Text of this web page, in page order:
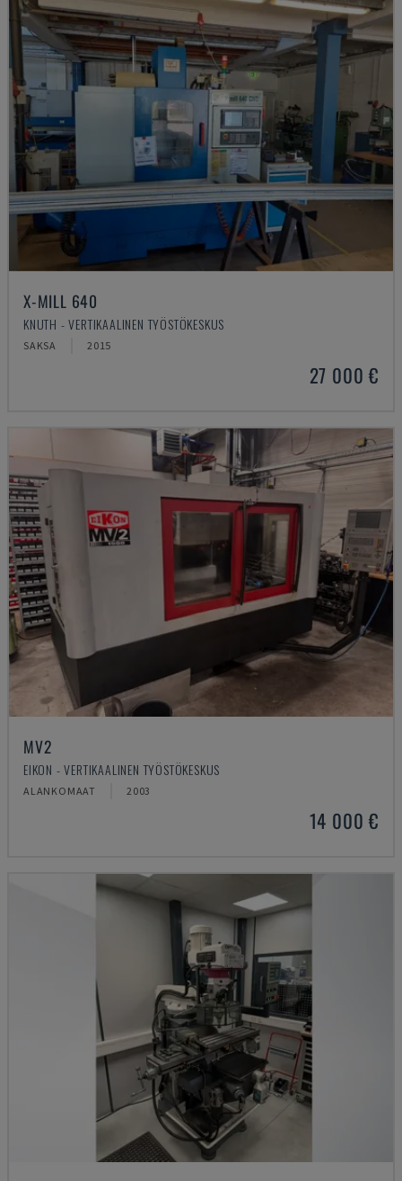
X-MILL 640
KNUTH - VERTIKAALINEN TYÖSTÖKESKUS
SAKSA 2015
27 000 €
MV2
EIKON - VERTIKAALINEN TYÖSTÖKESKUS
ALANKOMAAT 2003
14 000 €